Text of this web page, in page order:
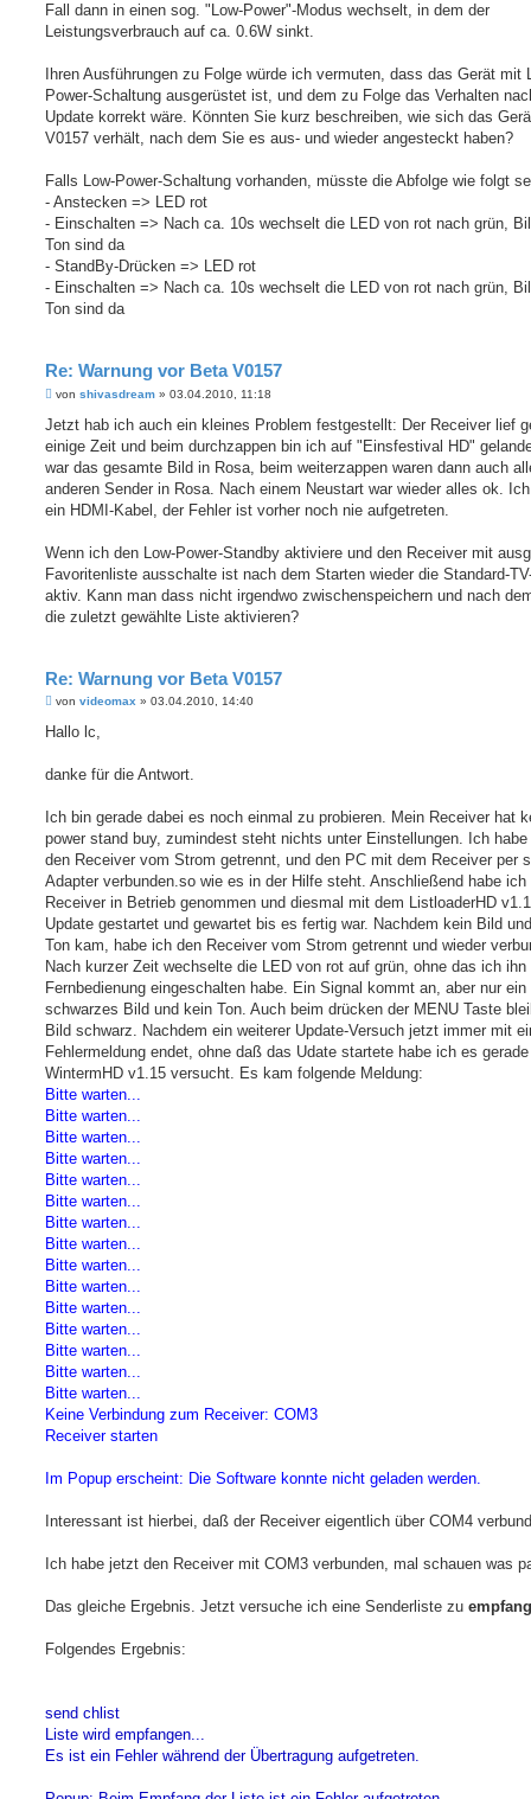
Fall dann in einen sog. "Low-Power"-Modus wechselt, in dem der
Leistungsverbrauch auf ca. 0.6W sinkt.
Ihren Ausführungen zu Folge würde ich vermuten, dass das Gerät mit
Power-Schaltung ausgerüstet ist, und dem zu Folge das Verhalten
Update korrekt wäre. Könnten Sie kurz beschreiben, wie sich das
V0157 verhält, nach dem Sie es aus- und wieder angesteckt haben?
Falls Low-Power-Schaltung vorhanden, müsste die Abfolge wie folgt
- Anstecken => LED rot
- Einschalten => Nach ca. 10s wechselt die LED von rot nach grün,
Ton sind da
- StandBy-Drücken => LED rot
- Einschalten => Nach ca. 10s wechselt die LED von rot nach grün,
Ton sind da
Re: Warnung vor Beta V0157
B
i
r
a
von shivasdream » 03.04.2010, 11:18
Jetzt hab ich auch ein kleines Problem festgestellt: Der Receiver lief
einige Zeit und beim durchzappen bin ich auf "Einsfestival HD"
war das gesamte Bild in Rosa, beim weiterzappen waren dann auch
anderen Sender in Rosa. Nach einem Neustart war wieder alles ok.
ein HDMI-Kabel, der Fehler ist vorher noch nie aufgetreten.
Wenn ich den Low-Power-Standby aktiviere und den Receiver mit
Favoritenliste ausschalte ist nach dem Starten wieder die Standard-
aktiv. Kann man dass nicht irgendwo zwischenspeichern und nach
die zuletzt gewählte Liste aktivieren?
Re: Warnung vor Beta V0157
B
i
a
von videomax » 03.04.2010, 14:40
Hallo lc,
danke für die Antwort.
Ich bin gerade dabei es noch einmal zu probieren. Mein Receiver hat
power stand buy, zumindest steht nichts unter Einstellungen. Ich habe
den Receiver vom Strom getrennt, und den PC mit dem Receiver per
Adapter verbunden.so wie es in der Hilfe steht. Anschließend habe ich
Receiver in Betrieb genommen und diesmal mit dem ListloaderHD
Update gestartet und gewartet bis es fertig war. Nachdem kein Bild
Ton kam, habe ich den Receiver vom Strom getrennt und wieder
Nach kurzer Zeit wechselte die LED von rot auf grün, ohne das ich ihn
Fernbedienung eingeschalten habe. Ein Signal kommt an, aber nur ein
schwarzes Bild und kein Ton. Auch beim drücken der MENU Taste
Bild schwarz. Nachdem ein weiterer Update-Versuch jetzt immer mit
Fehlermeldung endet, ohne daß das Udate startete habe ich es
WintermHD v1.15 versucht. Es kam folgende Meldung:
Bitte warten...
Bitte warten...
Bitte warten...
Bitte warten...
Bitte warten...
Bitte warten...
Bitte warten...
Bitte warten...
Bitte warten...
Bitte warten...
Bitte warten...
Bitte warten...
Bitte warten...
Bitte warten...
Bitte warten...
Keine Verbindung zum Receiver: COM3
Receiver starten
Im Popup erscheint: Die Software konnte nicht geladen werden.
Interessant ist hierbei, daß der Receiver eigentlich über COM4
Ich habe jetzt den Receiver mit COM3 verbunden, mal schauen was
Das gleiche Ergebnis. Jetzt versuche ich eine Senderliste zu
Folgendes Ergebnis:
send chlist
Liste wird empfangen...
Es ist ein Fehler während der Übertragung aufgetreten.